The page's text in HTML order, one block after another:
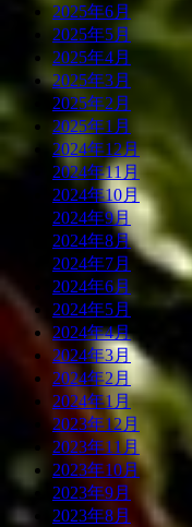
2025年6月
2025年5月
2025年4月
2025年3月
2025年2月
2025年1月
2024年12月
2024年11月
2024年10月
2024年9月
2024年8月
2024年7月
2024年6月
2024年5月
2024年4月
2024年3月
2024年2月
2024年1月
2023年12月
2023年11月
2023年10月
2023年9月
2023年8月